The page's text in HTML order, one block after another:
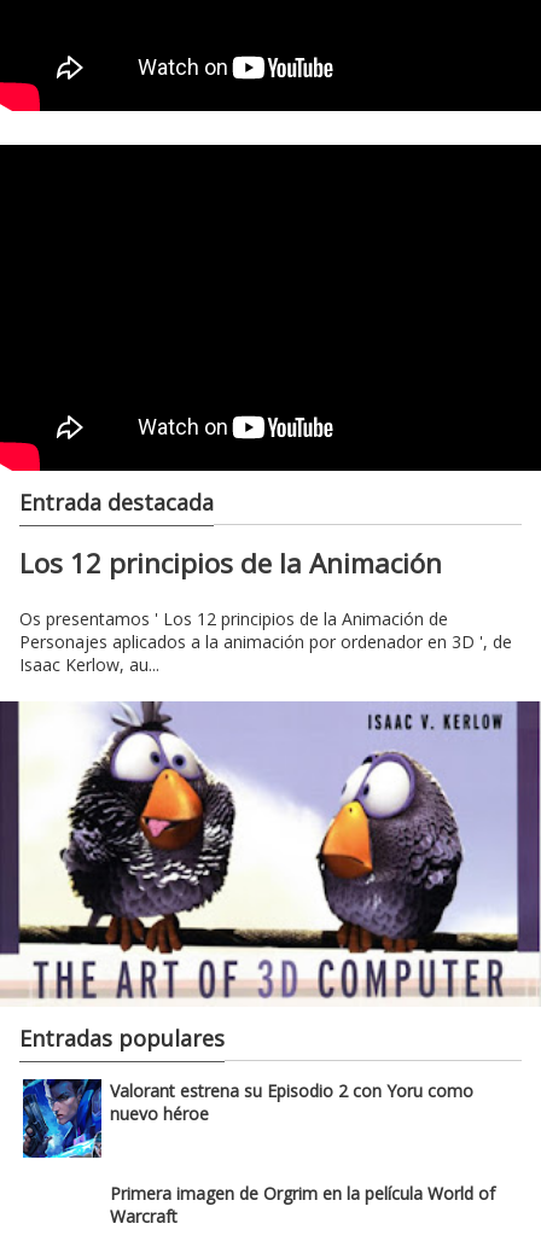
Entrada destacada
Los 12 principios de la Animación
Os presentamos ' Los 12 principios de la Animación de
Personajes aplicados a la animación por ordenador en 3D ', de
Isaac Kerlow, au...
Entradas populares
Valorant estrena su Episodio 2 con Yoru como
nuevo héroe
Primera imagen de Orgrim en la película World of
Warcraft